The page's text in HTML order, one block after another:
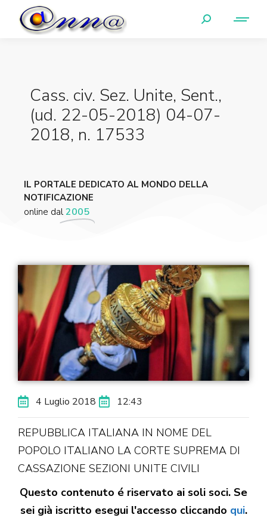
Cass. civ. Sez. Unite, Sent.,
(ud. 22-05-2018) 04-07-
2018, n. 17533
IL PORTALE DEDICATO AL MONDO DELLA
NOTIFICAZIONE
online dal2005
4 Luglio 2018 12:43
REPUBBLICA ITALIANA IN NOME DEL
POPOLO ITALIANO LA CORTE SUPREMA DI
CASSAZIONE SEZIONI UNITE CIVILI
Questo contenuto é riservato ai soli soci. Se
sei già iscritto esegui l'accesso cliccando qui.